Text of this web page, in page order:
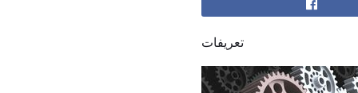
تعريفات